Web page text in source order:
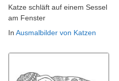
Katze schläft auf einem Sessel
am Fenster
In Ausmalbilder von Katzen